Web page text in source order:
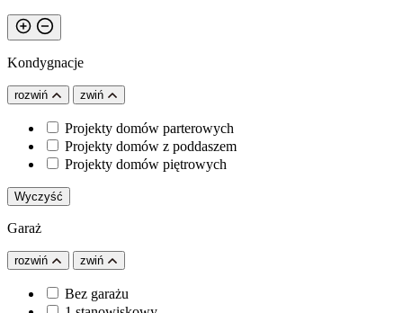
Kondygnacje
rozwiń zwiń
Projekty domów parterowych
Projekty domów z poddaszem
Projekty domów piętrowych
Wyczyść
Garaż
rozwiń zwiń
Bez garażu